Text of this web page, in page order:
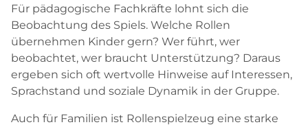
Für pädagogische Fachkräfte lohnt sich die
Beobachtung des Spiels. Welche Rollen
übernehmen Kinder gern? Wer führt, wer
beobachtet, wer braucht Unterstützung? Daraus
ergeben sich oft wertvolle Hinweise auf Interessen,
Sprachstand und soziale Dynamik in der Gruppe.
Auch für Familien ist Rollenspielzeug eine starke